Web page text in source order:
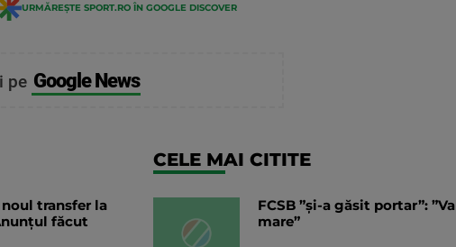
URMĂREȘTE SPORT.RO ÎN GOOGLE DISCOVER
pe Google News
transfer la
făcut
CELE MAI CITITE
FCSB ”și-a găsit portar”:
mare”